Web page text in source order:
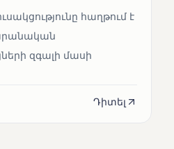
հաղթում է
զգալի մասի
Դիտել